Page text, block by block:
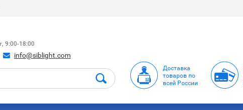
9:00-18:00
info@siblight.com
Доставка
товаров по
всей России